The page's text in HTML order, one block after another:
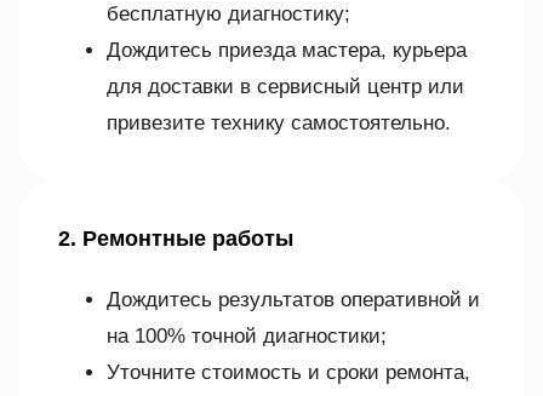
бесплатную диагностику;
Дождитесь приезда мастера, курьера
для доставки в сервисный центр или
привезите технику самостоятельно.
2. Ремонтные работы
Дождитесь результатов оперативной и
на 100% точной диагностики;
Уточните стоимость и сроки ремонта,